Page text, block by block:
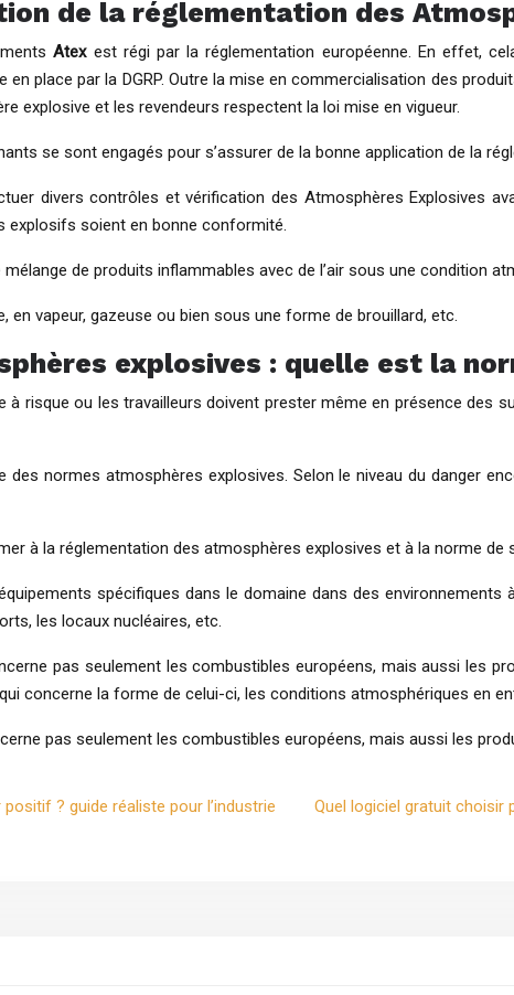
de la réglementation des
Atexest régi par la réglementation européenne. En effet,
place par la DGRP. Outre la mise en commercialisation des
explosive et les revendeurs respectent la loi mise en vigueur.
se sont engagés pour s’assurer de la bonne application de la
divers contrôles et vérification des Atmosphères Explosives
explosifs soient en bonne conformité.
mélange de produits inflammables avec de l’air sous une condition
vapeur, gazeuse ou bien sous une forme de brouillard, etc.
explosives : quelle est la
à risque ou les travailleurs doivent prester même en présence des
normes atmosphères explosives. Selon le niveau du danger
à la réglementation des atmosphères explosives et à la norme de
spécifiques dans le domaine dans des
les locaux nucléaires, etc.
pas seulement les combustibles européens, mais aussi les
concerne la forme de celui-ci, les conditions atmosphériques en
pas seulement les combustibles européens, mais aussi les
? guide réaliste pour l’industrie
Quel logiciel gratuit choisir